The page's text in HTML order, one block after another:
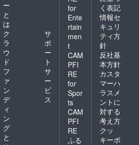
ー
と
は
ク
ラ
ウ
ド
フ
ァ
ン
デ
ィ
ン
グ
と
サ
ポ
ー
ト
サ
ー
ビ
ス
for
Ente
rtain
men
t
CAM
PFI
RE
for
Spor
ts
CAM
PFI
RE
ふる
く表記
情報セ
キュリ
ティ方
針
反社基
本方針
カスタ
マーハ
ラスメ
ントに
対する
考え方
クッ
キーポ